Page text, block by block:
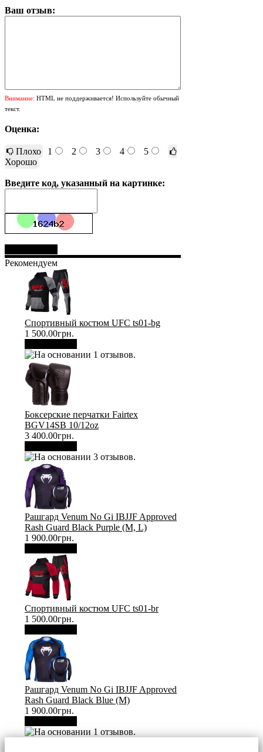
Ваш отзыв:
Внимание: HTML не поддерживается! Используйте обычный
текст.
Оценка:
Плохо 1 2 3 4
5
Хорошо
Введите код, указанный на картинке:
Рекомендуем
Спортивный костюм UFC ts01-bg
1 500.00грн.
Боксерские перчатки Fairtex
BGV14SB 10/12oz
3 400.00грн.
Рашгард Venum No Gi IBJJF Approved
Rash Guard Black Purple (М, L)
1 900.00грн.
Спортивный костюм UFC ts01-br
1 500.00грн.
Рашгард Venum No Gi IBJJF Approved
Rash Guard Black Blue (М)
1 900.00грн.